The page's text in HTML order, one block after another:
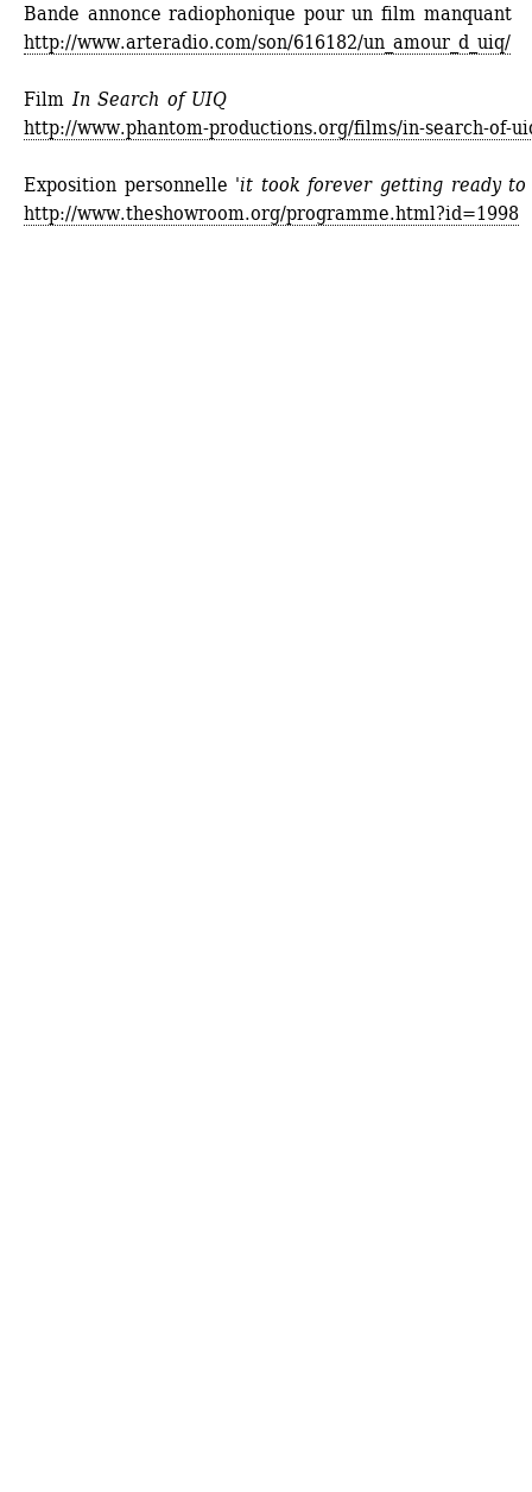
Bande annonce radiophonique pour un film manquant
http://www.arteradio.com/son/616182/un_amour_d_uiq/
Film In Search of UIQ
http://www.phantom-productions.org/films/in-search-of-
Exposition personnelle 'it took forever getting ready to
http://www.theshowroom.org/programme.html?id=1998